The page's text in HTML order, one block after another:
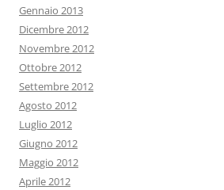
Gennaio 2013
Dicembre 2012
Novembre 2012
Ottobre 2012
Settembre 2012
Agosto 2012
Luglio 2012
Giugno 2012
Maggio 2012
Aprile 2012